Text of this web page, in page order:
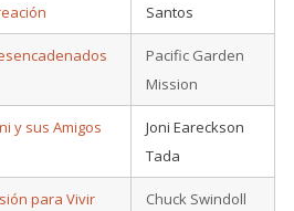
Santos
Pacific Garden
Mission
y sus Amigos
Joni Eareckson
Tada
para Vivir Chuck Swindoll